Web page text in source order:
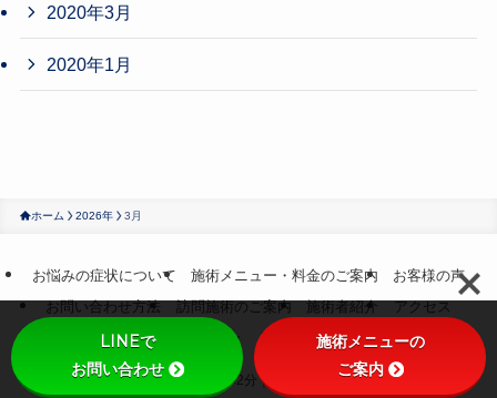
2020年3月
2020年1月
ホーム 2026年 3月
お悩みの症状について 施術メニュー・料金のご案内
お客様の声
お問い合わせ方法
訪問施術のご案内 施術者紹介
アクセス
プライバシーポリシー
トップページへもどる
©水道橋駅徒歩2分｜ルクス治療院.
LINEで
お問い合わせ
施術メニューの
ご案内